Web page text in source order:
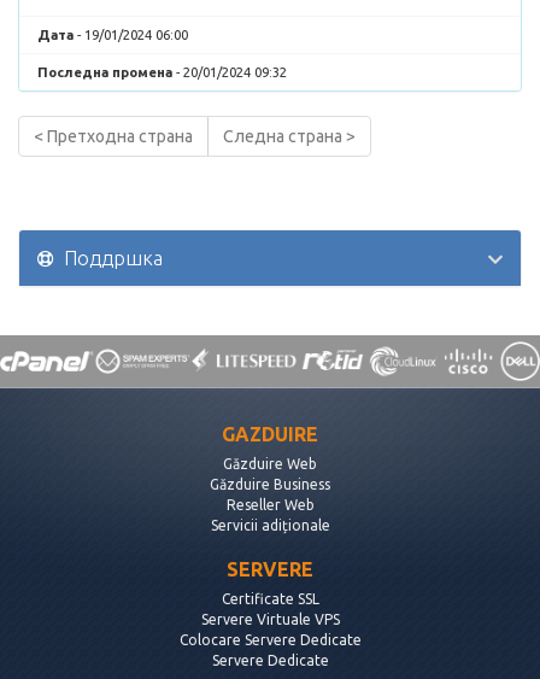
Дата - 19/01/2024 06:00
Последна промена - 20/01/2024 09:32
< Претходна страна Следна страна >
Поддршка
GAZDUIRE
Găzduire Web
Găzduire Business
Reseller Web
Servicii adiționale
SERVERE
Certificate SSL
Servere Virtuale VPS
Colocare Servere Dedicate
Servere Dedicate